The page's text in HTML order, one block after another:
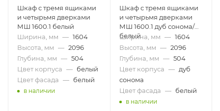
Шкаф с тремя ящиками
и четырьмя дверками
МШ 1600.1 белый
Ширина, мм — 1604
Высота, мм — 2096
Глубина, мм — 504
Цвет корпуса — белый
Цвет фасада — белый
в наличии
Шкаф с тремя ящиками
и четырьмя дверками
МШ 1600.1 дуб сонома/
белый
Ширина, мм — 1604
Высота, мм — 2096
Глубина, мм — 504
Цвет корпуса — дуб
сонома
Цвет фасада — белый
в наличии